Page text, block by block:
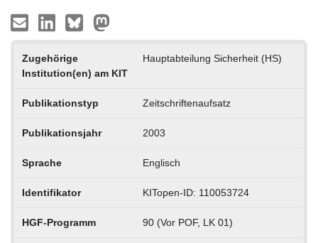
Zugehörige
Institution(en) am KIT
Hauptabteilung Sicherheit (HS)
Publikationstyp Zeitschriftenaufsatz
Publikationsjahr 2003
Sprache Englisch
Identifikator KITopen-ID: 110053724
HGF-Programm 90 (Vor POF, LK 01)